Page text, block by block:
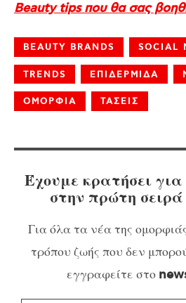
Βeauty tips που θα σας
BEAUTY BRANDS SOCIAL
TRENDS ΕΠΙΔΕΡΜΙΔΑ
ΟΜΟΡΦΙΑ ΤΑΣΕΙΣ
Έχουμε κρατήσει
στην πρώτη
Για όλα τα νέα της
τρόπου ζωής που δεν
εγγραφείτε στο